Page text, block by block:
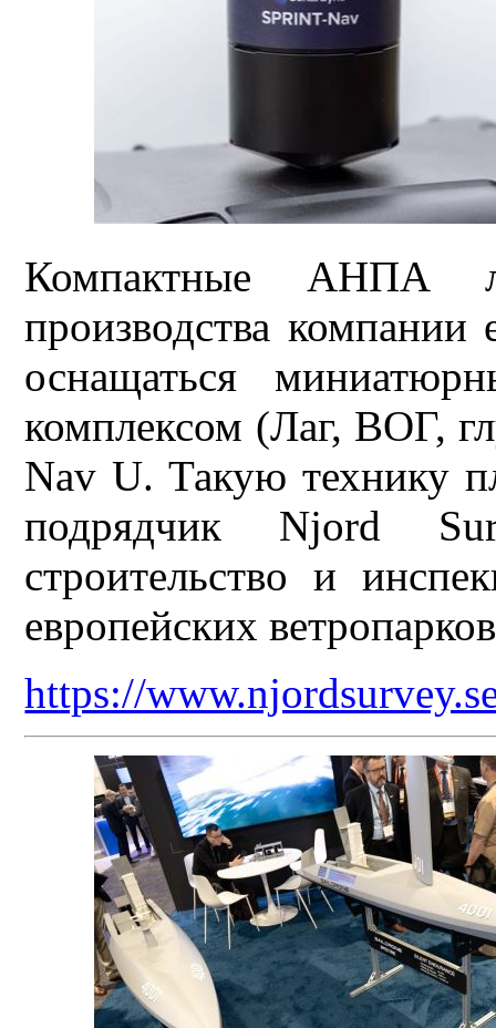
Компактные АНПА
производства компании
оснащаться
комплексом (Лаг, ВОГ,
Nav U. Такую технику
подрядчик Njord
строительство и
европейских
https://